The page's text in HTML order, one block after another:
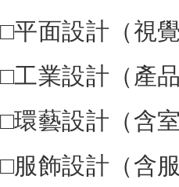
□平面設計（視
□工業設計（產
□環藝設計（含
□服飾設計（含